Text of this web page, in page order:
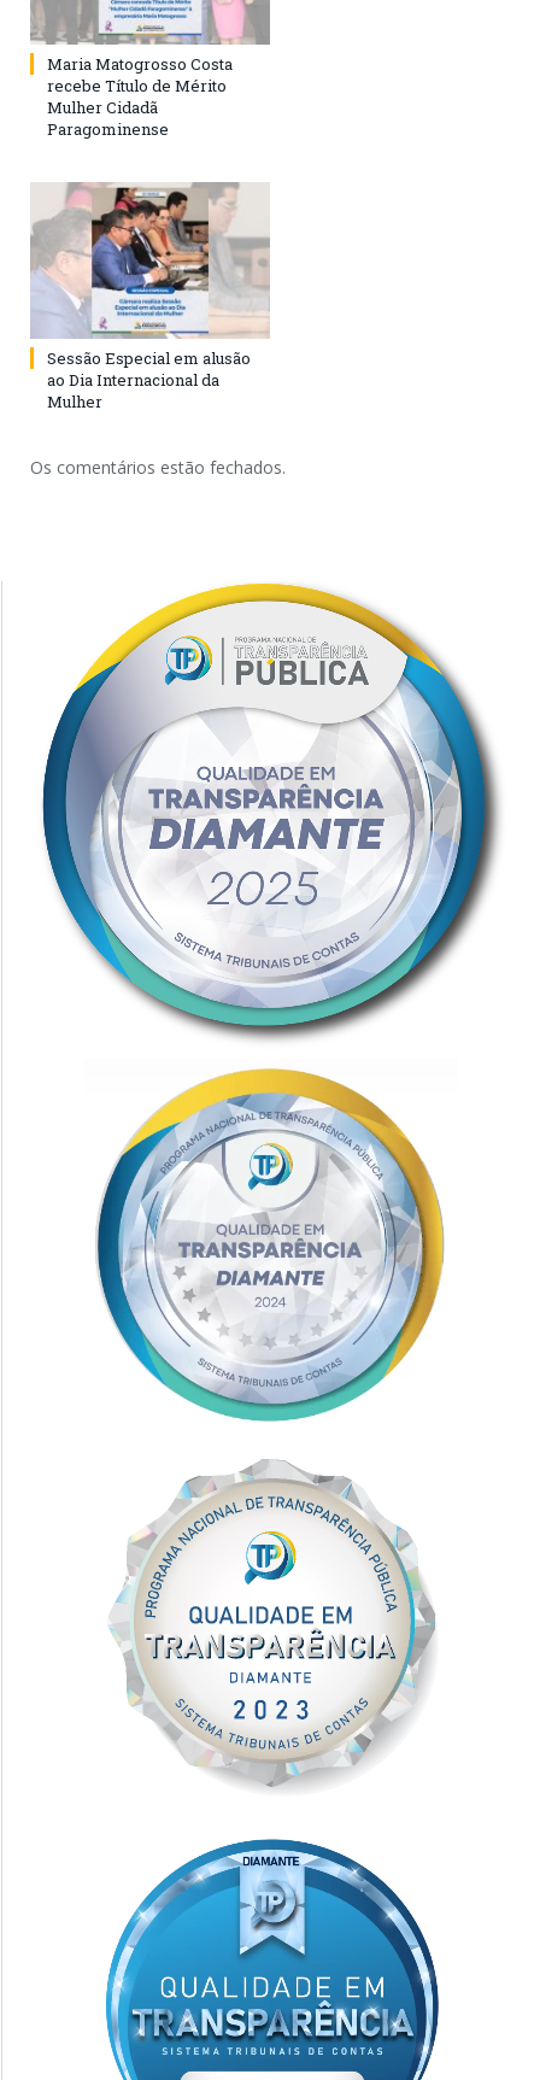
Maria Matogrosso Costa
recebe Título de Mérito
Mulher Cidadã
Paragominense
Sessão Especial em alusão
ao Dia Internacional da
Mulher
Os comentários estão fechados.